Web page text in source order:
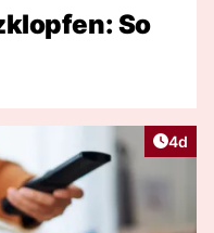
So
4d